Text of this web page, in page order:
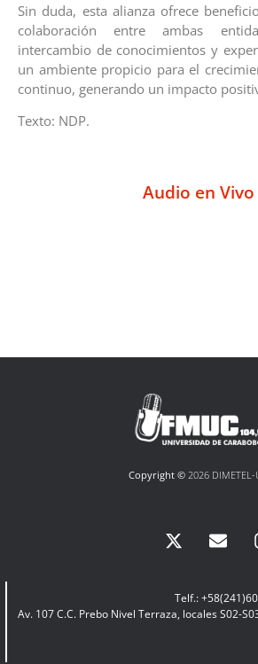
Sin duda, esta alianza ofrece
colaboración entre ambas
intercambio de conocimientos y
un ambiente propicio para el
continuo, generando un impacto
Texto: NDP.
Audio en Vivo
Copyright © 2026 DIMETEL-
Telf.:
Av. 107 C.C. Prebo Nivel Terraza, locales S02-